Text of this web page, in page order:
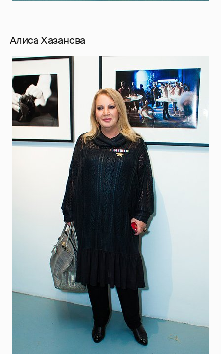
Алиса Хазанова